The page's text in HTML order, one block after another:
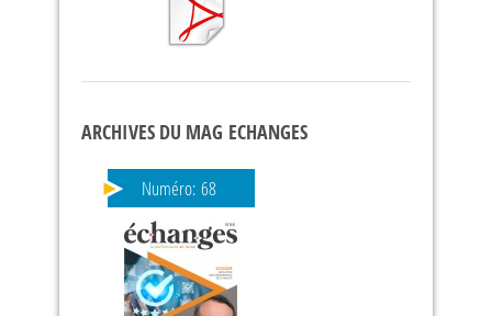
ARCHIVES DU MAG ECHANGES
Numéro: 68